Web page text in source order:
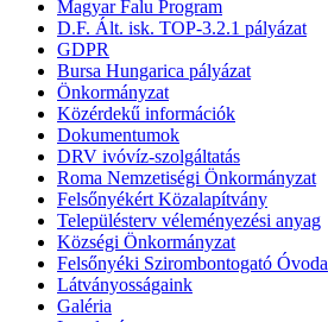
Magyar Falu Program
D.F. Ált. isk. TOP-3.2.1 pályázat
GDPR
Bursa Hungarica pályázat
Önkormányzat
Közérdekű információk
Dokumentumok
DRV ivóvíz-szolgáltatás
Roma Nemzetiségi Önkormányzat
Felsőnyékért Közalapítvány
Településterv véleményezési anyag
Községi Önkormányzat
Felsőnyéki Szirombontogató Óvoda
Látványosságaink
Galéria